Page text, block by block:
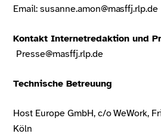
Email: susanne.amon@masffj.rlp.de
Kontakt Internetredaktion und
Presse@masffj.rlp.de
Technische Betreuung
Host Europe GmbH, c/o WeWork,
Köln